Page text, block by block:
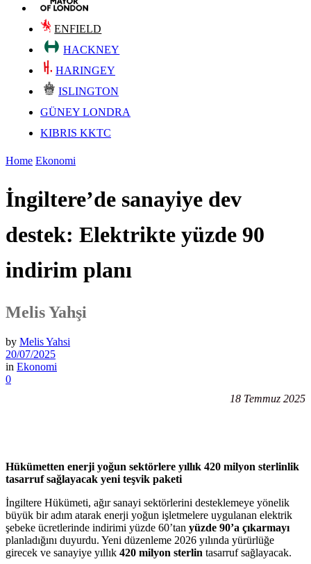
ENFIELD
HACKNEY
HARINGEY
ISLINGTON
GÜNEY LONDRA
KIBRIS KKTC
Home Ekonomi
İngiltere’de sanayiye dev
destek: Elektrikte yüzde 90
indirim planı
Melis Yahşi
by Melis Yahsi
20/07/2025
in Ekonomi
0
18 Temmuz 2025
Hükümetten enerji yoğun sektörlere yıllık 420 milyon sterlinlik
tasarruf sağlayacak yeni teşvik paketi
İngiltere Hükümeti, ağır sanayi sektörlerini desteklemeye yönelik
büyük bir adım atarak enerji yoğun işletmelere uygulanan elektrik
şebeke ücretlerinde indirimi yüzde 60’tan yüzde 90’a çıkarmayı
planladığını duyurdu. Yeni düzenleme 2026 yılında yürürlüğe
girecek ve sanayiye yıllık 420 milyon sterlin tasarruf sağlayacak.